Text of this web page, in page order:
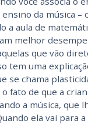
da música –
a aula de
melhor
que vão
tem uma
se chama
fato de que a
a música, que
ela vai para